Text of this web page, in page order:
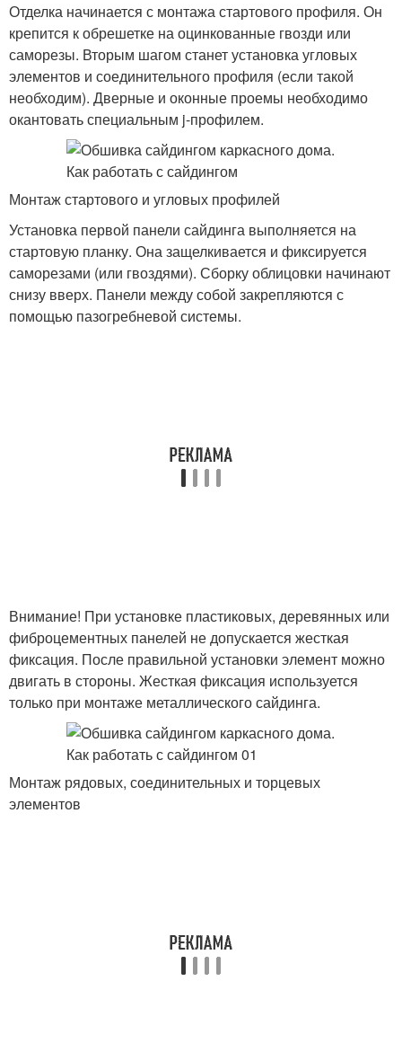
Отделка начинается с монтажа стартового профиля. Он
крепится к обрешетке на оцинкованные гвозди или
саморезы. Вторым шагом станет установка угловых
элементов и соединительного профиля (если такой
необходим). Дверные и оконные проемы необходимо
окантовать специальным j-профилем.
Монтаж стартового и угловых профилей
Установка первой панели сайдинга выполняется на
стартовую планку. Она защелкивается и фиксируется
саморезами (или гвоздями). Сборку облицовки начинают
снизу вверх. Панели между собой закрепляются с
помощью пазогребневой системы.
Внимание! При установке пластиковых, деревянных или
фиброцементных панелей не допускается жесткая
фиксация. После правильной установки элемент можно
двигать в стороны. Жесткая фиксация используется
только при монтаже металлического сайдинга.
Монтаж рядовых, соединительных и торцевых
элементов